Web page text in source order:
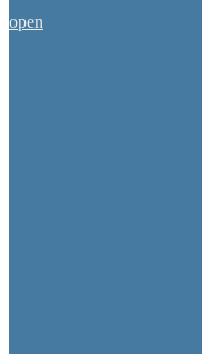
open